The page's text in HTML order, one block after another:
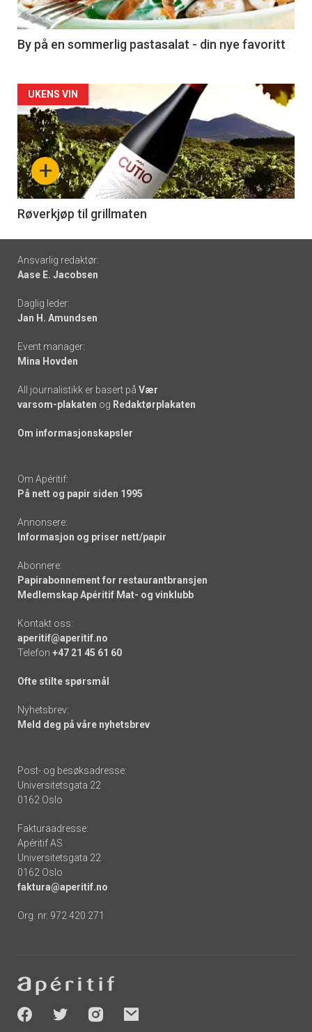
-
5
By på en sommerlig pastasalat - din nye favoritt
Forsiden
akkurat
nå
-
6
+
UKENS VIN
Røverkjøp til grillmaten
Footer
-
links
Ansvarlig redaktør:
Aase E. Jacobsen
Daglig leder:
Jan H. Amundsen
Event manager:
Mina Hovden
All journalistikk er basert på Vær
varsom-plakaten og Redaktørplakaten
Om informasjonskapsler
Om Apéritif:
På nett og papir siden 1995
Annonsere:
Informasjon og priser nett/papir
Abonnere:
Papirabonnement for restaurantbransjen
Medlemskap Apéritif Mat- og vinklubb
Kontakt oss:
aperitif@aperitif.no
Telefon +47 21 45 61 60
Ofte stilte spørsmål
Nyhetsbrev:
Meld deg på våre nyhetsbrev
Post- og besøksadresse:
Universitetsgata 22
0162 Oslo
Fakturaadresse:
Apéritif AS
Universitetsgata 22
0162 Oslo
faktura@aperitif.no
Org. nr. 972 420 271
-
socials